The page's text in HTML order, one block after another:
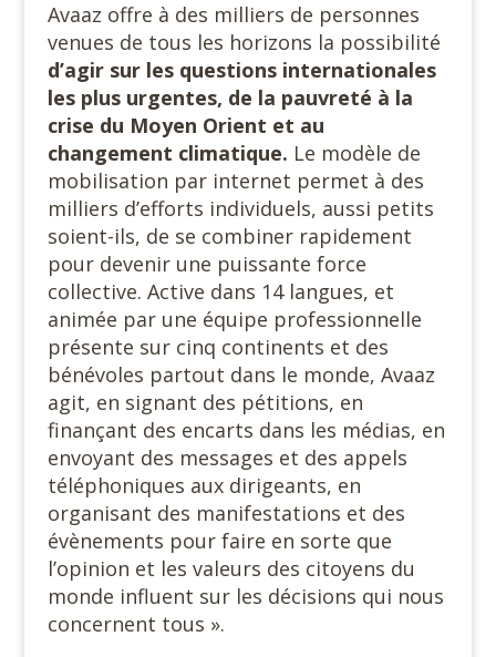
Avaaz offre à des milliers de personnes
venues de tous les horizons la possibilité
d’agir sur les questions internationales
les plus urgentes, de la pauvreté à la
crise du Moyen Orient et au
changement climatique. Le modèle de
mobilisation par internet permet à des
milliers d’efforts individuels, aussi petits
soient-ils, de se combiner rapidement
pour devenir une puissante force
collective. Active dans 14 langues, et
animée par une équipe professionnelle
présente sur cinq continents et des
bénévoles partout dans le monde, Avaaz
agit, en signant des pétitions, en
finançant des encarts dans les médias, en
envoyant des messages et des appels
téléphoniques aux dirigeants, en
organisant des manifestations et des
évènements pour faire en sorte que
l’opinion et les valeurs des citoyens du
monde influent sur les décisions qui nous
concernent tous ».